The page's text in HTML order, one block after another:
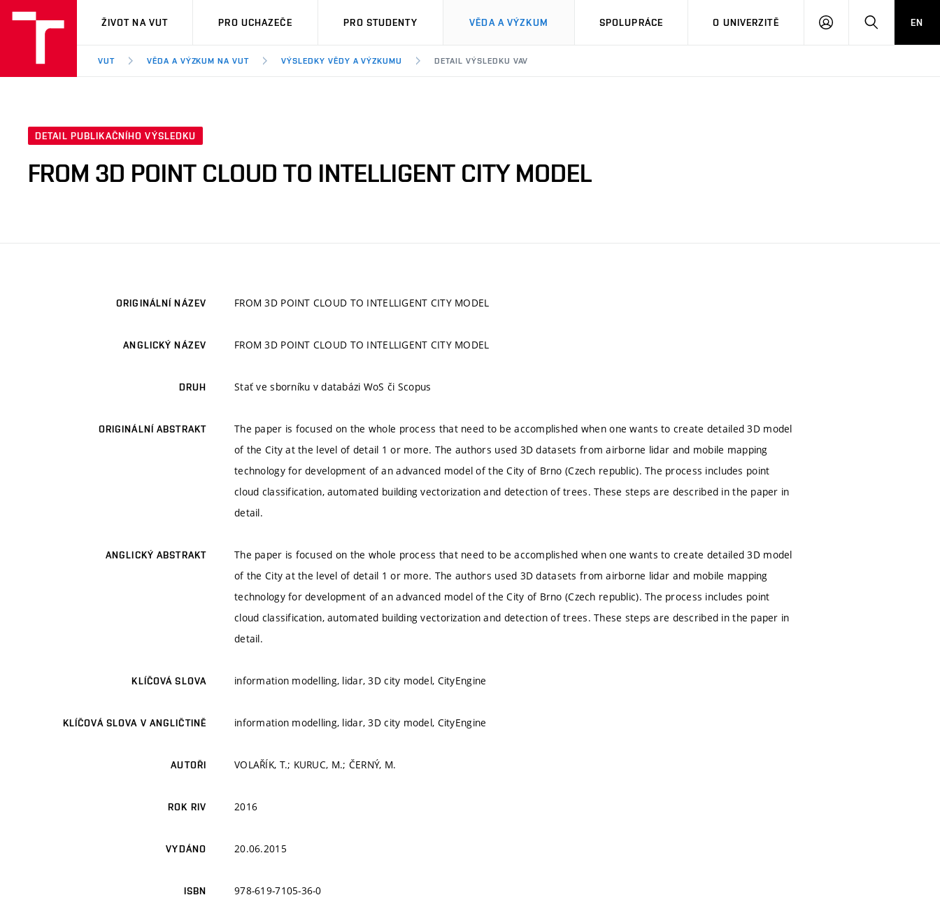
VUT
ŽIVOT NA VUT PRO UCHAZEČE PRO STUDENTY VĚDA A VÝZKUM SPOLUPRÁCE O UNIVERZITĚ
PŘIHLÁSIT HLEDATEN
VUT VĚDA A VÝZKUM NA VUT VÝSLEDKY VĚDY A VÝZKUMU DETAIL VÝSLEDKU VAV
DETAIL PUBLIKAČNÍHO VÝSLEDKU
FROM 3D POINT CLOUD TO INTELLIGENT CITY MODEL
ORIGINÁLNÍ NÁZEV FROM 3D POINT CLOUD TO INTELLIGENT CITY MODEL
ANGLICKÝ NÁZEV FROM 3D POINT CLOUD TO INTELLIGENT CITY MODEL
DRUH Stať ve sborníku v databázi WoS či Scopus
ORIGINÁLNÍ ABSTRAKT
The paper is focused on the whole process that need to be accomplished when one wants to create detailed 3D model
of the City at the level of detail 1 or more. The authors used 3D datasets from airborne lidar and mobile mapping
technology for development of an advanced model of the City of Brno (Czech republic). The process includes point
cloud classification, automated building vectorization and detection of trees. These steps are described in the paper in
detail.
ANGLICKÝ ABSTRAKT
The paper is focused on the whole process that need to be accomplished when one wants to create detailed 3D model
of the City at the level of detail 1 or more. The authors used 3D datasets from airborne lidar and mobile mapping
technology for development of an advanced model of the City of Brno (Czech republic). The process includes point
cloud classification, automated building vectorization and detection of trees. These steps are described in the paper in
detail.
KLÍČOVÁ SLOVA information modelling, lidar, 3D city model, CityEngine
KLÍČOVÁ SLOVA V ANGLIČTINĚ information modelling, lidar, 3D city model, CityEngine
AUTOŘI VOLAŘÍK, T.; KURUC, M.; ČERNÝ, M.
ROK RIV 2016
VYDÁNO 20.06.2015
ISBN 978-619-7105-36-0